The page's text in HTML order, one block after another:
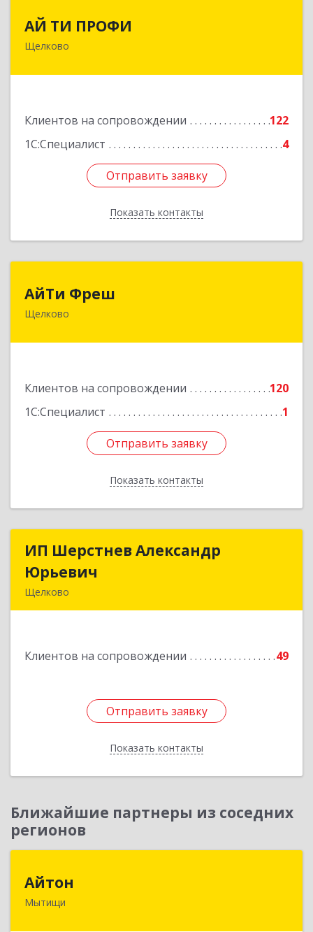
АЙ ТИ ПРОФИ
Щелково
Клиентов на сопровождении
122
1С:Специалист
4
Отправить заявку
Показать контакты
Отправить заявку
Назад
АйТи Фреш
Щелково
Клиентов на сопровождении
120
1С:Специалист
1
Отправить заявку
Показать контакты
141100, Московская обл, Щелково г, Городской
Отправить заявку
Назад
ИП Шерстнев Александр
Юрьевич
Щелково
Клиентов на сопровождении 49
Отправить заявку
Показать контакты
ИП Шерстнев Александр
Подробнее
Отправить заявку
Назад
Ближайшие партнеры из соседних
регионов
Айтон
Мытищи